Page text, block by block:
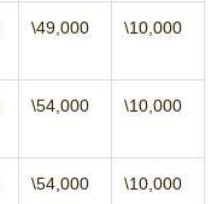
\49,000 \10,000
\54,000 \10,000
\54,000 \10,000